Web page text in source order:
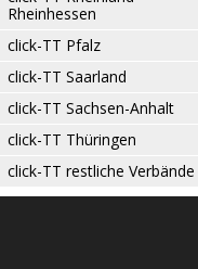
Rheinhessen
click-TT Pfalz
click-TT Saarland
click-TT Sachsen-Anhalt
click-TT Thüringen
click-TT restliche Verbände